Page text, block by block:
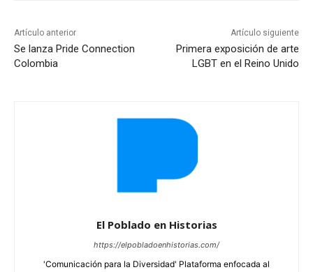
Artículo anterior
Se lanza Pride Connection
Colombia
Artículo siguiente
Primera exposición de arte
LGBT en el Reino Unido
El Poblado en Historias
https://elpobladoenhistorias.com/
'Comunicación para la Diversidad' Plataforma enfocada al